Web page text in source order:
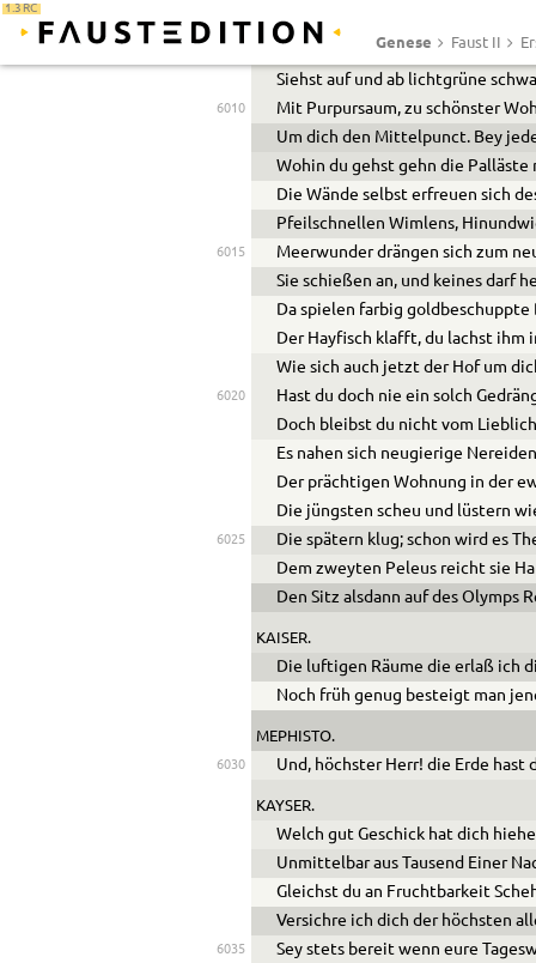
1.3 RC
Genese Faust II
Und kaum betrittst du
So bildet wallend sich ein herrlich
Siehst auf und ab lichtgrüne
6010
Mit Purpursaum, zu schönster
Um dich den Mittelpunct. Bey
Wohin du gehst gehn die Palläste
Die Wände selbst erfreuen sich
Pfeilschnellen Wimlens,
6015
Meerwunder drängen sich zum
Sie schießen an, und keines darf
Da spielen farbig goldbeschuppte
Der Hayfisch klafft, du lachst ihm
Wie sich auch jetzt der Hof um
6020
Hast du doch nie ein solch
Doch bleibst du nicht vom
Es nahen sich neugierige
Der prächtigen Wohnung in der
Die jüngsten scheu und lüstern
6025
Die spätern klug; schon wird es
Dem zweyten Peleus reicht sie
Den Sitz alsdann auf des Olymps
KAISER.
Die luftigen Räume die erlaß ich
Noch früh genug besteigt man
MEPHISTO.
6030 Und, höchster Herr! die Erde hast
KAYSER.
Welch gut Geschick hat dich
Unmittelbar aus Tausend Einer
Gleichst du an Fruchtbarkeit
Versichre ich dich der höchsten
6035
Sey stets bereit wenn eure